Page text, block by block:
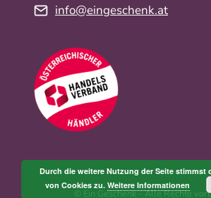
info@eingeschenk.at
© Ein Geschenk – Alle Rechte
Durch die weitere Nutzung der Seite stimmst
von Cookies zu. Weitere Informationen